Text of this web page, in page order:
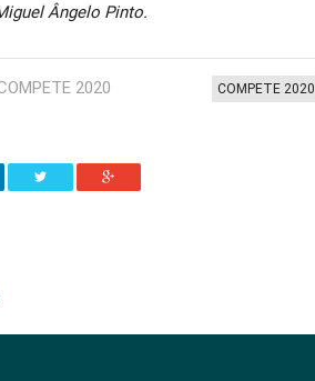
Ângelo Pinto.
2020 COMPETE 2020